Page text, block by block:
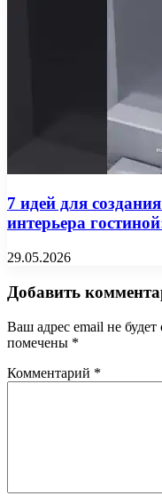
7 идей для
интерьера
29.05.2026
Добавить
Ваш адрес email не будет
помечены *
Комментарий *